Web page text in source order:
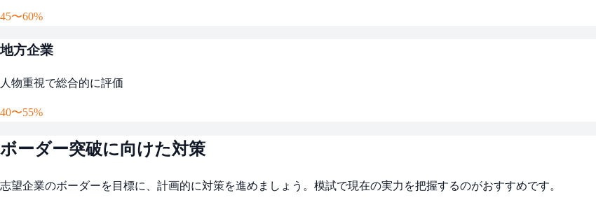
45〜60%
地方企業
人物重視で総合的に評価
40〜55%
ボーダー突破に向けた対策
志望企業のボーダーを目標に、計画的に対策を進めましょう。模試で現在の実力を把握するのがおすすめです。